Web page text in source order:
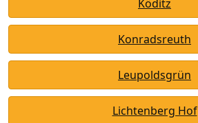
Köditz
Konradsreuth
Leupoldsgrün
Lichtenberg Hof